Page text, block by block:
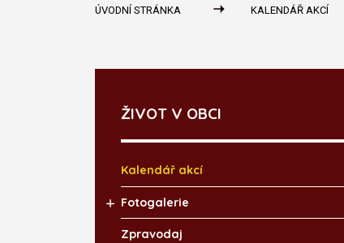
ÚVODNÍ STRÁNKA KALENDÁŘ AKCÍ
ŽIVOT V OBCI
Kalendář akcí
Fotogalerie
Zpravodaj